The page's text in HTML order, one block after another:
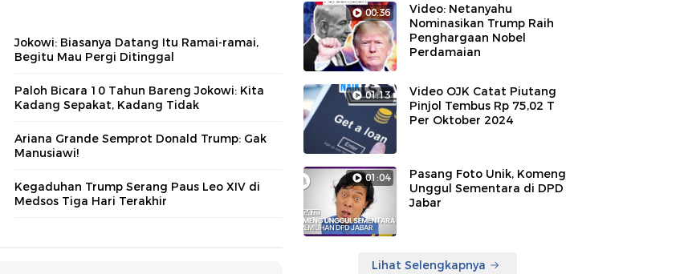
Jokowi: Biasanya Datang Itu Ramai-ramai,
Begitu Mau Pergi Ditinggal
Paloh Bicara 10 Tahun Bareng Jokowi: Kita
Kadang Sepakat, Kadang Tidak
Ariana Grande Semprot Donald Trump: Gak
Manusiawi!
Kegaduhan Trump Serang Paus Leo XIV di
Medsos Tiga Hari Terakhir
00:36
Video: Netanyahu
Nominasikan Trump Raih
Penghargaan Nobel
Perdamaian
01:13
Video OJK Catat Piutang
Pinjol Tembus Rp 75,02 T
Per Oktober 2024
01:04
Pasang Foto Unik, Komeng
Unggul Sementara di DPD
Jabar
Lihat Selengkapnya